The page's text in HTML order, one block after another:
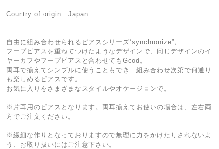
Country of origin : Japan
自由に組み合わせられるピアスシリーズ“synchronize”。
フープピアスを重ねてつけたようなデザインで、同じデザインのイ
ヤーカフやフープピアスと合わせてもGood。
両耳で揃えてシンプルに使うこともでき、組み合わせ次第で何通り
も楽しめるピアスです。
お気に入りをさまざまなスタイルやオケージョンで。
※片耳用のピアスとなります。両耳揃えてお使いの場合は、左右両
方でご注文ください。
※繊細な作りとなっておりますので無理に力をかけたりされないよ
う、お取り扱いにはご注意下さい。